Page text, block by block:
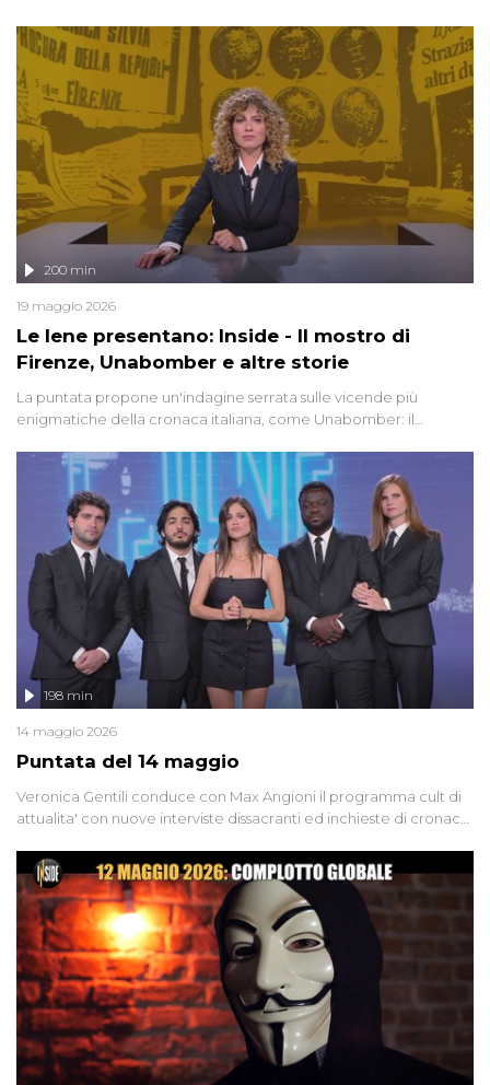
Le Iene presentano: Inside - Il mostro di
Firenze, Unabomber e altre storie
200 min
19 maggio 2026
La puntata propone un'indagine serrata sulle vicende più
enigmatiche della cronaca italiana, come Unabomber: il
'90 e il 2000 che, inquietantemente, potrebbe essere ancora in
libertà. Lo speciale affronta inoltre le zone d'ombra sul Mostro di
Firenze, le cui responsabilità appaiono ancora oggi avvolte in un
groviglio di dubbi mai chiariti. Nel corso dello speciale anche
l'intervista inedita a Olindo Romano, realizzata ne...
Puntata del 14 maggio
198 min
14 maggio 2026
Veronica Gentili conduce con Max Angioni il programma cult di
attualita' con nuove interviste dissacranti ed inchieste di cronaca